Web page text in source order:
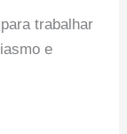
trabalhar
e